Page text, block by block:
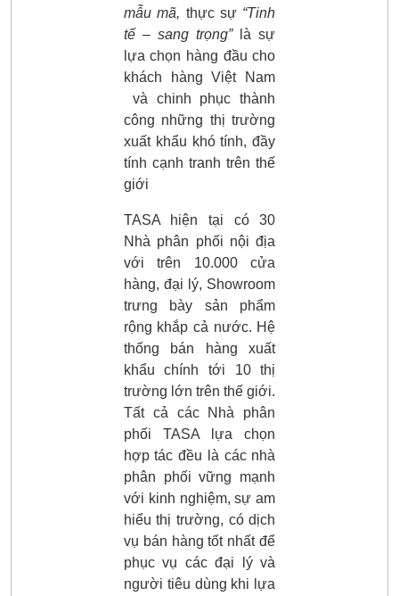
mẫu mã, thực sự“Tinh
tế – sang trọng”là sự
lựa chọn hàng đầu cho
khách hàng Việt Nam
và chinh phục thành
công những thị trường
xuất khẩu khó tính, đầy
tính cạnh tranh trên thế
giới
TASA hiện tại có 30
Nhà phân phối nội địa
với trên 10.000 cửa
hàng, đại lý, Showroom
trưng bày sản phẩm
rộng khắp cả nước. Hệ
thống bán hàng xuất
khẩu chính tới 10 thị
trường lớn trên thế giới.
Tất cả các Nhà phân
phối TASA lựa chọn
hợp tác đều là các nhà
phân phối vững mạnh
với kinh nghiệm, sự am
hiểu thị trường, có dịch
vụ bán hàng tốt nhất để
phục vụ các đại lý và
người tiêu dùng khi lựa